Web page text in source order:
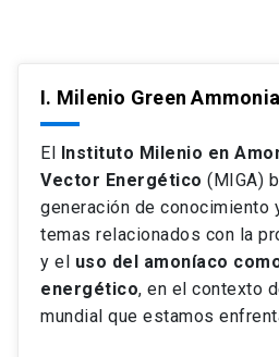
I. Milenio Green Ammonia
El Instituto Milenio en
Vector Energético (MIGA)
generación de conocimiento
temas relacionados con la
y el uso del amoníaco
energético, en el contexto
mundial que estamos